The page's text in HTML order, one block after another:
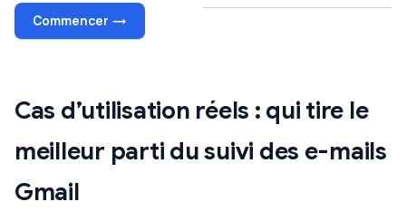
Commencer →
Cas d’utilisation réels : qui tire le
meilleur parti du suivi des e-mails
Gmail